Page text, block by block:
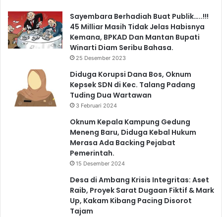
Sayembara Berhadiah Buat Publik…..!!!
45 Milliar Masih Tidak Jelas Habisnya
Kemana, BPKAD Dan Mantan Bupati
Winarti Diam Seribu Bahasa.
25 Desember 2023
Diduga Korupsi Dana Bos, Oknum
Kepsek SDN di Kec. Talang Padang
Tuding Dua Wartawan
3 Februari 2024
Oknum Kepala Kampung Gedung
Meneng Baru, Diduga Kebal Hukum
Merasa Ada Backing Pejabat
Pemerintah.
15 Desember 2024
Desa di Ambang Krisis Integritas: Aset
Raib, Proyek Sarat Dugaan Fiktif & Mark
Up, Kakam Kibang Pacing Disorot
Tajam